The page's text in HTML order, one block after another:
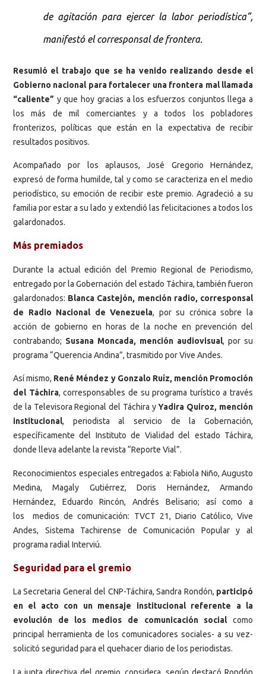
de agitación para ejercer la labor periodística”,
manifestó el corresponsal de frontera.
Resumió el trabajo que se ha venido realizando desde el
Gobierno nacional para fortalecer una frontera mal llamada
“caliente” y que hoy gracias a los esfuerzos conjuntos llega a
los más de mil comerciantes y a todos los pobladores
fronterizos, políticas que están en la expectativa de recibir
resultados positivos.
Acompañado por los aplausos, José Gregorio Hernández,
expresó de forma humilde, tal y como se caracteriza en el medio
periodístico, su emoción de recibir este premio. Agradeció a su
familia por estar a su lado y extendió las felicitaciones a todos los
galardonados.
Más premiados
Durante la actual edición del Premio Regional de Periodismo,
entregado por la Gobernación del estado Táchira, también fueron
galardonados: Blanca Castejón, mención radio, corresponsal
de Radio Nacional de Venezuela, por su crónica sobre la
acción de gobierno en horas de la noche en prevención del
contrabando; Susana Moncada, mención audiovisual, por su
programa “Querencia Andina”, trasmitido por Vive Andes.
Así mismo, René Méndez y Gonzalo Ruíz, mención Promoción
del Táchira, corresponsables de su programa turístico a través
de la Televisora Regional del Táchira yYadira Quiroz, mención
institucional, periodista al servicio de la Gobernación,
específicamente del Instituto de Vialidad del estado Táchira,
donde lleva adelante la revista “Reporte Vial”.
Reconocimientos especiales entregados a: Fabiola Niño, Augusto
Medina, Magaly Gutiérrez, Doris Hernández, Armando
Hernández, Eduardo Rincón, Andrés Belisario; así como a
los medios de comunicación: TVCT 21, Diario Católico, Vive
Andes, Sistema Tachirense de Comunicación Popular y al
programa radial Interviú.
Seguridad para el gremio
La Secretaria General del CNP-Táchira, Sandra Rondón, participó
en el acto con un mensaje institucional referente a la
evolución de los medios de comunicación socialcomo
principal herramienta de los comunicadores sociales- a su vez-
solicitó seguridad para el quehacer diario de los periodistas.
La junta directiva del gremio, considera, según destacó Rondón